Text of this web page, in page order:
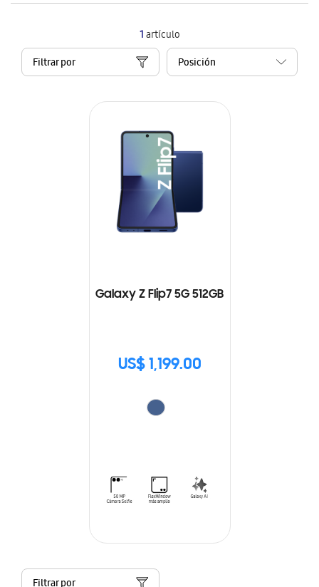
1artículo
Filtrar por
Galaxy Z Flip7 5G 512GB
US$ 1,199.00